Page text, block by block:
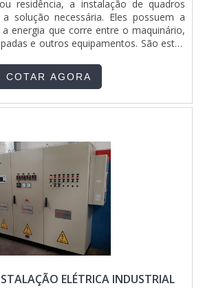
residência, a instalação de quadros
solução necessária. Eles possuem a
energia que corre entre o maquinário,
e outros equipamentos. São estes
O cuidado que se deve ter com os
e monitoramento contra
COTAR AGORA
ELÉTRICA INDUSTRIAL